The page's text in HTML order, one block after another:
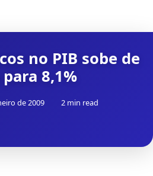
no PIB sobe de
para 8,1%
de 2009 2 min read